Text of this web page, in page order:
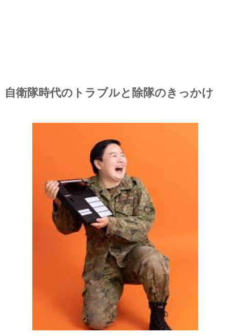
自衛隊時代のトラブルと除隊のきっかけ